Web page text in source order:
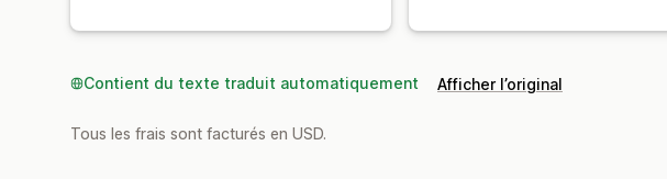
Contient du texte traduit automatiquement Afficher l’original
Tous les frais sont facturés en USD.